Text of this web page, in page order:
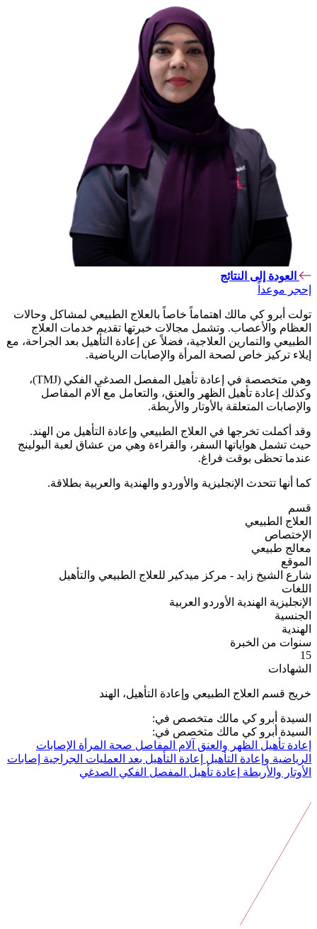
العودة إلى النتائج
إحجر موعداً
تولت أبرو كي مالك اهتماماً خاصاً بالعلاج الطبيعي لمشاكل وحالات
العظام والأعصاب. وتشمل مجالات خبرتها تقديم خدمات العلاج
الطبيعي والتمارين العلاجية، فضلاً عن إعادة التأهيل بعد الجراحة، مع
إيلاء تركيز خاص لصحة المرأة والإصابات الرياضية.
وهي متخصصة في إعادة تأهيل المفصل الصدغي الفكي (TMJ)،
وكذلك إعادة تأهيل الظهر والعنق، والتعامل مع آلام المفاصل
والإصابات المتعلقة بالأوتار والأربطة.
وقد أكملت تخرجها في العلاج الطبيعي وإعادة التأهيل من الهند.
حيث تشمل هواياتها السفر، والقراءة وهي من عشاق لعبة البولينج
عندما تحظى بوقت فراغ.
كما أنها تتحدث الإنجليزية والأوردو والهندية والعربية بطلاقة.
قسم
العلاج الطبيعي
الإختصاص
معالج طبيعي
الموقع
شارع الشيخ زايد - مركز ميدكير للعلاج الطبيعي والتأهيل
اللغات
الإنجليزية الهندية الأوردو العربية
الجنسية
الهندية
سنوات من الخبرة
15
الشهادات
خريج قسم العلاج الطبيعي وإعادة التأهيل، الهند
السيدة أبرو كي مالك متخصص في:
السيدة أبرو كي مالك متخصص في:
إعادة تأهيل الظهر والعنق آلام المفاصل صحة المرأة الإصابات
الرياضية وإعادة التأهيل
إعادة التأهيل بعد العمليات الجراجية إصابات
الأوتار والأربطة
إعادة تأهيل المفصل الفكي الصدغي